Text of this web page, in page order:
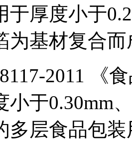
于厚度小于
为基材复合
2011 《
小于0.30mm
多层食品包